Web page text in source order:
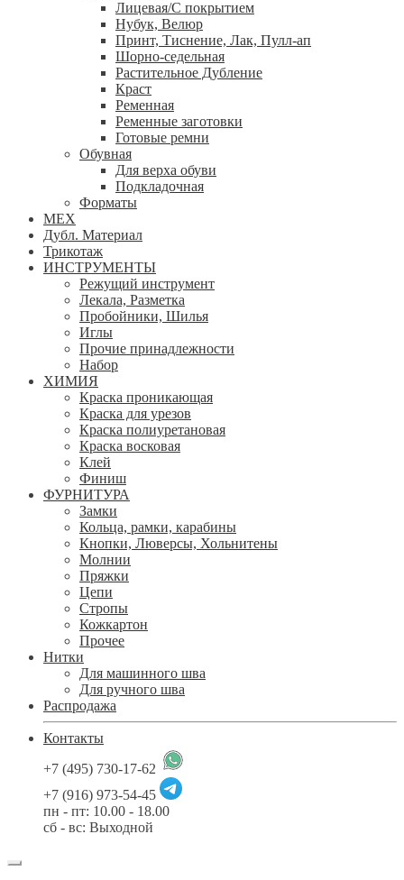
Лицевая/С покрытием
Нубук, Велюр
Принт, Тиснение, Лак, Пулл-ап
Шорно-седельная
Растительное Дубление
Краст
Ременная
Ременные заготовки
Готовые ремни
Обувная
Для верха обуви
Подкладочная
Форматы
МЕХ
Дубл. Материал
Трикотаж
ИНСТРУМЕНТЫ
Режущий инструмент
Лекала, Разметка
Пробойники, Шилья
Иглы
Прочие принадлежности
Набор
ХИМИЯ
Краска проникающая
Краска для урезов
Краска полиуретановая
Краска восковая
Клей
Финиш
ФУРНИТУРА
Замки
Кольца, рамки, карабины
Кнопки, Люверсы, Хольнитены
Молнии
Пряжки
Цепи
Стропы
Кожкартон
Прочее
Нитки
Для машинного шва
Для ручного шва
Распродажа
Контакты
+7 (495) 730-17-62
+7 (916) 973-54-45
пн - пт: 10.00 - 18.00
сб - вс: Выходной